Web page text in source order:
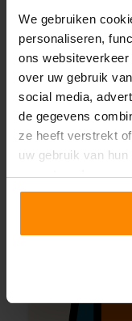
We gebruiken
personaliseren,
ons
over uw gebruik
social media,
de gegevens
ze heeft verstrekt
uw gebruik van
accepteren!